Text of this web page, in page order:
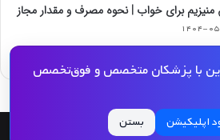
منیزیم برای خواب | نحوه مصرف و مقدار مجاز
۰۵-۲۸
با پزشکان متخصص و فوق‌تخصص
اپلیکیشن بستن